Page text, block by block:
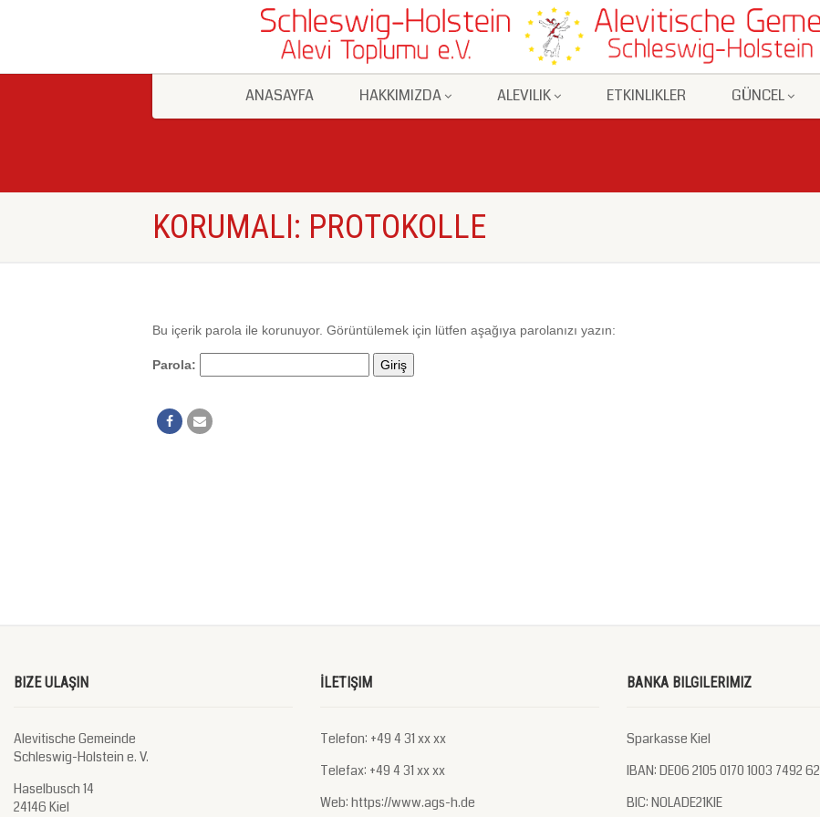
ANASAYFA HAKKIMIZDA ALEVILIK ETKINLIKLER GÜNCEL
KORUMALI: PROTOKOLLE
Bu içerik parola ile korunuyor. Görüntülemek için lütfen aşağıya parolanızı yazın:
Parola:
BIZE ULAŞIN
Alevitische Gemeinde
Schleswig-Holstein e. V.
Haselbusch 14
24146 Kiel
İLETIŞIM
Telefon: +49 4 31 xx xx
Telefax: +49 4 31 xx xx
Web: https://www.ags-h.de
BANKA BILGILERIMIZ
Sparkasse Kiel
IBAN: DE06 2105 0170 1003 7492 62
BIC: NOLADE21KIE